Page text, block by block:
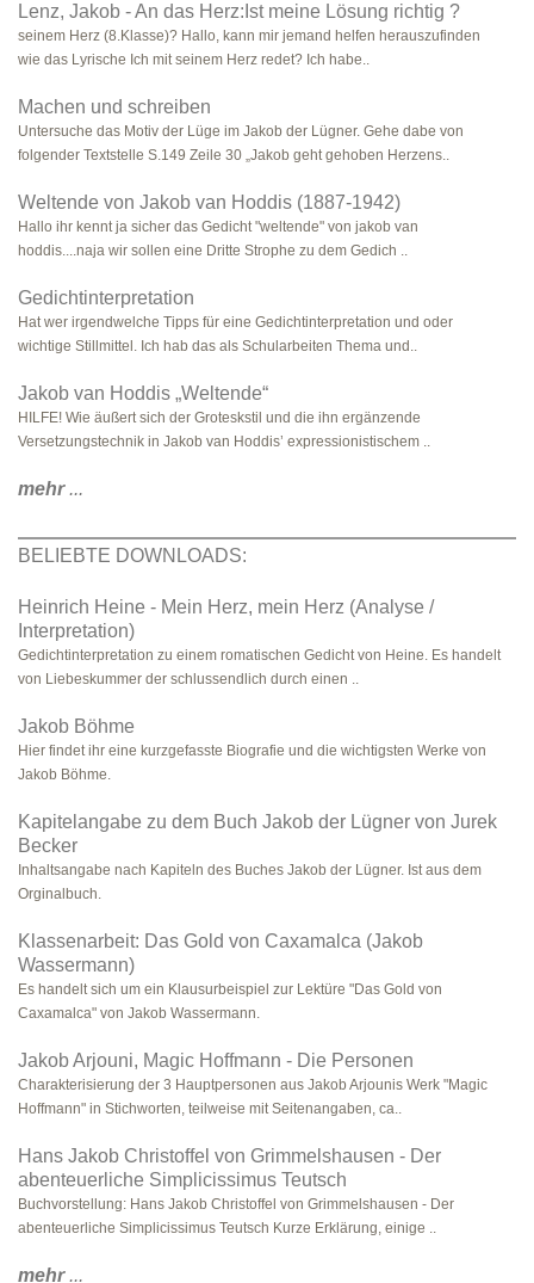
Lenz, Jakob - An das Herz:Ist meine Lösung richtig ?
seinem Herz (8.Klasse)? Hallo, kann mir jemand helfen herauszufinden
wie das Lyrische Ich mit seinem Herz redet? Ich habe..
Machen und schreiben
Untersuche das Motiv der Lüge im Jakob der Lügner. Gehe dabe von
folgender Textstelle S.149 Zeile 30 „Jakob geht gehoben Herzens..
Weltende von Jakob van Hoddis (1887-1942)
Hallo ihr kennt ja sicher das Gedicht "weltende" von jakob van
hoddis....naja wir sollen eine Dritte Strophe zu dem Gedich ..
Gedichtinterpretation
Hat wer irgendwelche Tipps für eine Gedichtinterpretation und oder
wichtige Stillmittel. Ich hab das als Schularbeiten Thema und..
Jakob van Hoddis „Weltende“
HILFE! Wie äußert sich der Groteskstil und die ihn ergänzende
Versetzungstechnik in Jakob van Hoddis’ expressionistischem ..
mehr...
BELIEBTE DOWNLOADS:
Heinrich Heine - Mein Herz, mein Herz (Analyse /
Interpretation)
Gedichtinterpretation zu einem romatischen Gedicht von Heine. Es handelt
von Liebeskummer der schlussendlich durch einen ..
Jakob Böhme
Hier findet ihr eine kurzgefasste Biografie und die wichtigsten Werke von
Jakob Böhme.
Kapitelangabe zu dem Buch Jakob der Lügner von Jurek
Becker
Inhaltsangabe nach Kapiteln des Buches Jakob der Lügner. Ist aus dem
Orginalbuch.
Klassenarbeit: Das Gold von Caxamalca (Jakob
Wassermann)
Es handelt sich um ein Klausurbeispiel zur Lektüre "Das Gold von
Caxamalca" von Jakob Wassermann.
Jakob Arjouni, Magic Hoffmann - Die Personen
Charakterisierung der 3 Hauptpersonen aus Jakob Arjounis Werk "Magic
Hoffmann" in Stichworten, teilweise mit Seitenangaben, ca..
Hans Jakob Christoffel von Grimmelshausen - Der
abenteuerliche Simplicissimus Teutsch
Buchvorstellung: Hans Jakob Christoffel von Grimmelshausen - Der
abenteuerliche Simplicissimus Teutsch Kurze Erklärung, einige ..
mehr...